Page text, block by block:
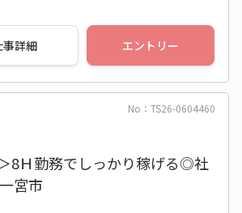
事詳細 エントリー
No：TS26-0604460
8Ｈ勤務でしっかり稼げる◎社
宮市